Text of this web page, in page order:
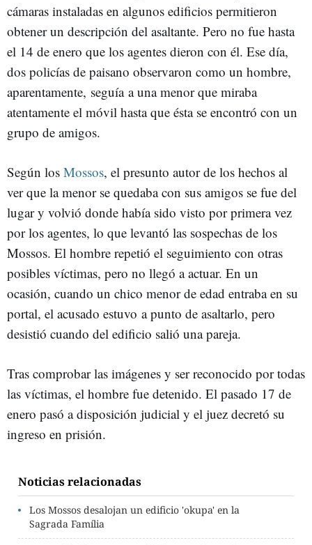
cámaras instaladas en algunos edificios permitieron
obtener un descripción del asaltante. Pero no fue hasta
el 14 de enero que los agentes dieron con él. Ese día,
dos policías de paisano observaron como un hombre,
aparentamente, seguía a una menor que miraba
atentamente el móvil hasta que ésta se encontró con un
grupo de amigos.
Según los Mossos, el presunto autor de los hechos al
ver que la menor se quedaba con sus amigos se fue del
lugar y volvió donde había sido visto por primera vez
por los agentes, lo que levantó las sospechas de los
Mossos. El hombre repetió el seguimiento con otras
posibles víctimas, pero no llegó a actuar. En un
ocasión, cuando un chico menor de edad entraba en su
portal, el acusado estuvo a punto de asaltarlo, pero
desistió cuando del edificio salió una pareja.
Tras comprobar las imágenes y ser reconocido por todas
las víctimas, el hombre fue detenido. El pasado 17 de
enero pasó a disposición judicial y el juez decretó su
ingreso en prisión.
Noticias relacionadas
Los Mossos desalojan un edificio 'okupa' en la
Sagrada Família